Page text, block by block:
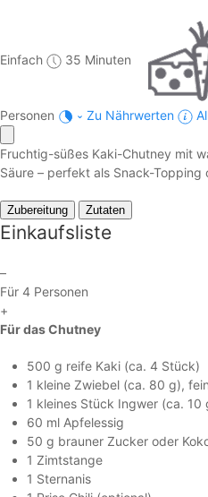
Einfach 35 Minuten
Personen Zu Nährwerten
Fruchtig-süßes Kaki-Chutney mit
Säure – perfekt als Snack-
Zubereitung Zutaten
Einkaufsliste
–
Für 4 Personen
+
Für das Chutney
500 g reife Kaki (ca. 4 Stück)
1 kleine Zwiebel (ca. 80 g),
1 kleines Stück Ingwer (ca. 10
60 ml Apfelessig
50 g brauner Zucker oder
1 Zimtstange
1 Sternanis